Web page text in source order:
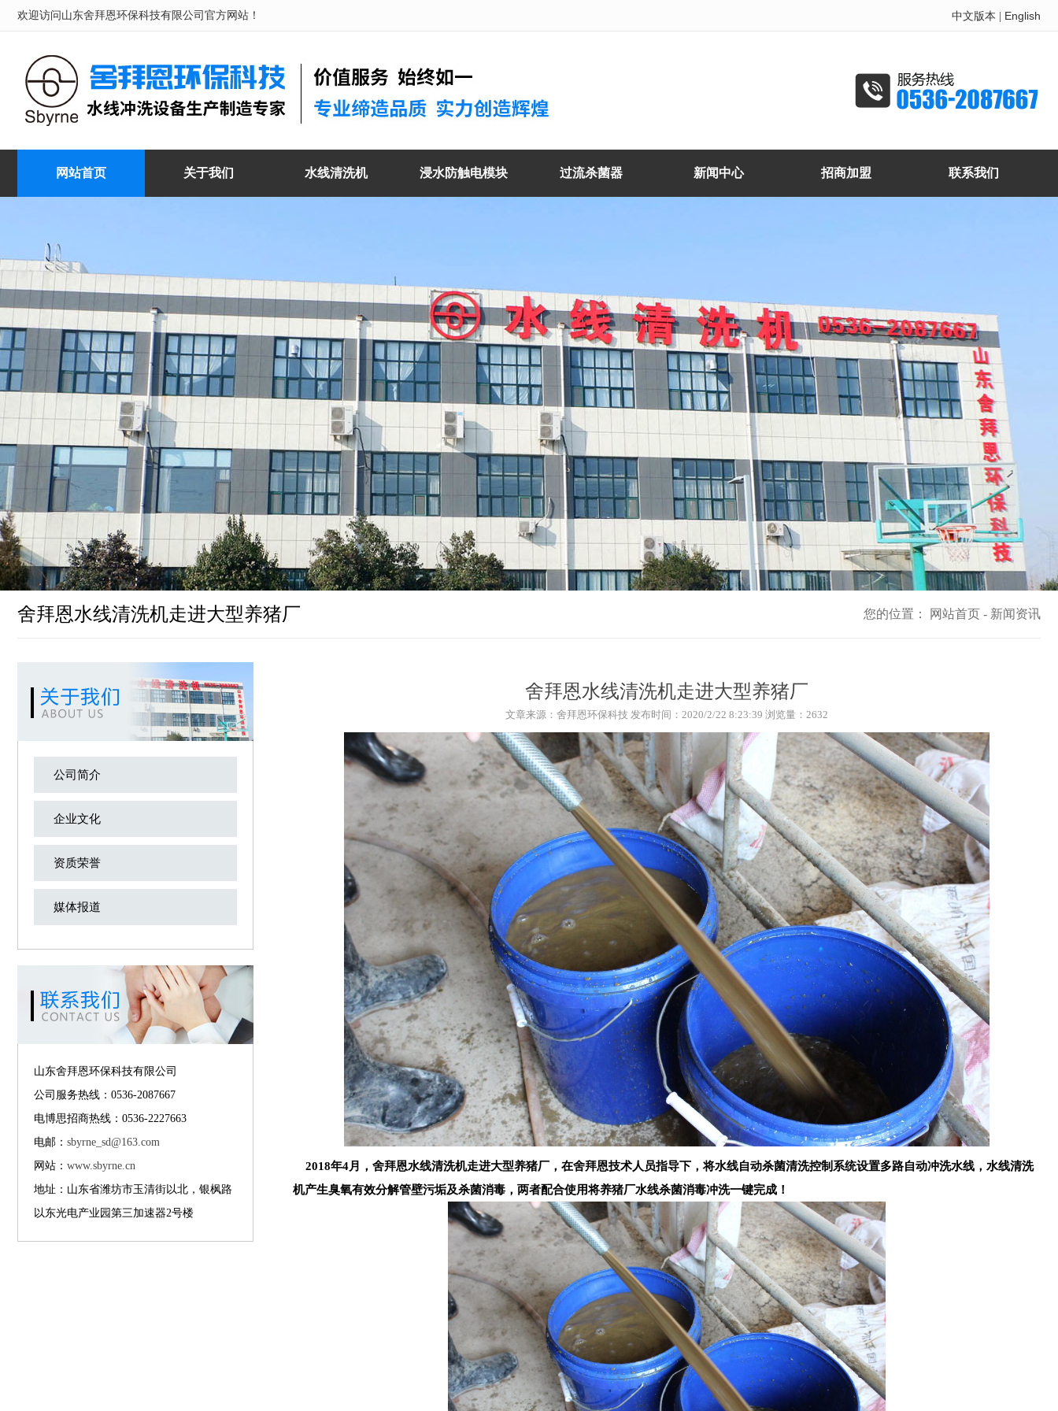
欢迎访问山东舍拜恩环保科技有限公司官方网站！ 中文版本 English
网站首页 关于我们 水线清洗机 浸水防触电模块 过流杀菌器 新闻中心 招商加盟 联系我们
舍拜恩水线清洗机走进大型养猪厂 您的位置： 网站首页 - 新闻资讯
公司简介
企业文化
资质荣誉
媒体报道
山东舍拜恩环保科技有限公司
公司服务热线：0536-2087667
电博思招商热线：0536-2227663
电邮： sbyrne_sd@163.com
网站： www.sbyrne.cn
地址：山东省潍坊市玉清街以北，银枫路
以东光电产业园第三加速器2号楼
舍拜恩水线清洗机走进大型养猪厂
文章来源：舍拜恩环保科技 发布时间：2020/2/22 8:23:39 浏览量：2632
2018年4月，舍拜恩水线清洗机走进大型养猪厂，在舍拜恩技术人员指导下，将水线自动杀菌清洗控制系统设置多路自动冲洗水线，水线清洗
机产生臭氧有效分解管壁污垢及杀菌消毒，两者配合使用将养猪厂水线杀菌消毒冲洗一键完成！